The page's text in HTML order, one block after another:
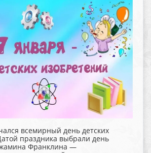
всемирный день детских
праздника выбрали день
Франклина —